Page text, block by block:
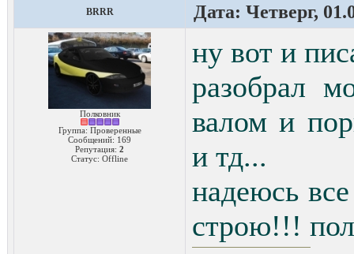
BRRR Дата: Четверг,
Полковник
Группа: Проверенные
Сообщений: 169
Репутация: 2
Статус: Offline
ну вот и
разобрал
валом и
и тд...
надеюсь
строю!!!